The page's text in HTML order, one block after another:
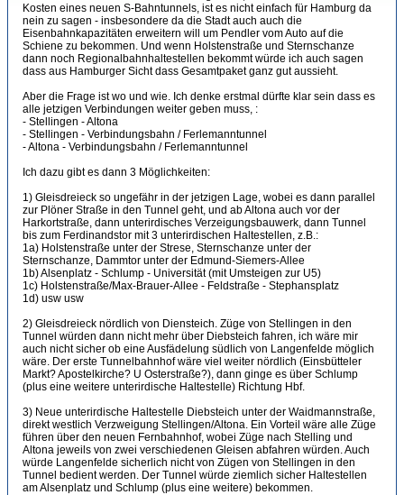
Kosten eines neuen S-Bahntunnels, ist es nicht einfach für Hamburg da
nein zu sagen - insbesondere da die Stadt auch auch die
Eisenbahnkapazitäten erweitern will um Pendler vom Auto auf die
Schiene zu bekommen. Und wenn Holstenstraße und Sternschanze
dann noch Regionalbahnhaltestellen bekommt würde ich auch sagen
dass aus Hamburger Sicht dass Gesamtpaket ganz gut aussieht.
Aber die Frage ist wo und wie. Ich denke erstmal dürfte klar sein dass es
alle jetzigen Verbindungen weiter geben muss, :
- Stellingen - Altona
- Stellingen - Verbindungsbahn / Ferlemanntunnel
- Altona - Verbindungsbahn / Ferlemanntunnel
Ich dazu gibt es dann 3 Möglichkeiten:
1) Gleisdreieck so ungefähr in der jetzigen Lage, wobei es dann parallel
zur Plöner Straße in den Tunnel geht, und ab Altona auch vor der
Harkortstraße, dann unterirdisches Verzeigungsbauwerk, dann Tunnel
bis zum Ferdinandstor mit 3 unterirdischen Haltestellen, z.B.:
1a) Holstenstraße unter der Strese, Sternschanze unter der
Sternschanze, Dammtor unter der Edmund-Siemers-Allee
1b) Alsenplatz - Schlump - Universität (mit Umsteigen zur U5)
1c) Holstenstraße/Max-Brauer-Allee - Feldstraße - Stephansplatz
1d) usw usw
2) Gleisdreieck nördlich von Diensteich. Züge von Stellingen in den
Tunnel würden dann nicht mehr über Diebsteich fahren, ich wäre mir
auch nicht sicher ob eine Ausfädelung südlich von Langenfelde möglich
wäre. Der erste Tunnelbahnhof wäre viel weiter nördlich (Einsbütteler
Markt? Apostelkirche? U Osterstraße?), dann ginge es über Schlump
(plus eine weitere unterirdische Haltestelle) Richtung Hbf.
3) Neue unterirdische Haltestelle Diebsteich unter der Waidmannstraße,
direkt westlich Verzweigung Stellingen/Altona. Ein Vorteil wäre alle Züge
führen über den neuen Fernbahnhof, wobei Züge nach Stelling und
Altona jeweils von zwei verschiedenen Gleisen abfahren würden. Auch
würde Langenfelde sicherlich nicht von Zügen von Stellingen in den
Tunnel bedient werden. Der Tunnel würde ziemlich sicher Haltestellen
am Alsenplatz und Schlump (plus eine weitere) bekommen.